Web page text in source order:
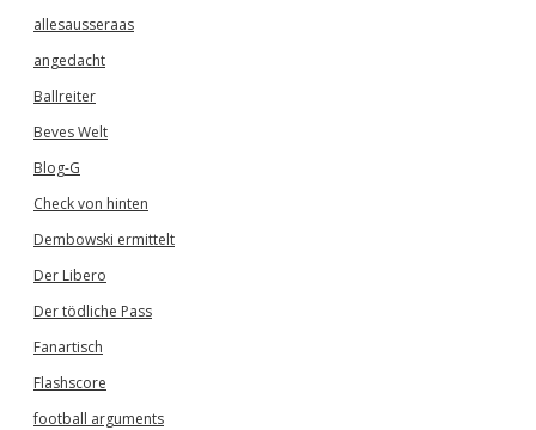
allesausseraas
angedacht
Ballreiter
Beves Welt
Blog-G
Check von hinten
Dembowski ermittelt
Der Libero
Der tödliche Pass
Fanartisch
Flashscore
football arguments